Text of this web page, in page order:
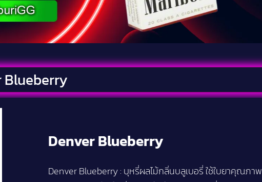
Blueberry
Denver Blueberry
Denver Blueberry : บุหรี่ผลไม้กลิ่นบลูเบอรี่ ใช้ใบยาคุณภาพ